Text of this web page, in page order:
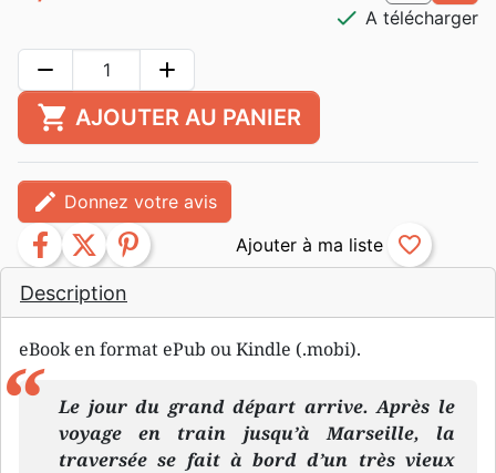
Description
eBook en format ePub ou Kindle (.mobi).
Le jour du grand départ arrive. Après le
voyage en train jusqu’à Marseille, la
traversée se fait à bord d’un très vieux
check A télécharger
remove add
shopping_cart AJOUTER AU PANIER
edit Donnez votre avis
facebook twitter pinterest favorite_border